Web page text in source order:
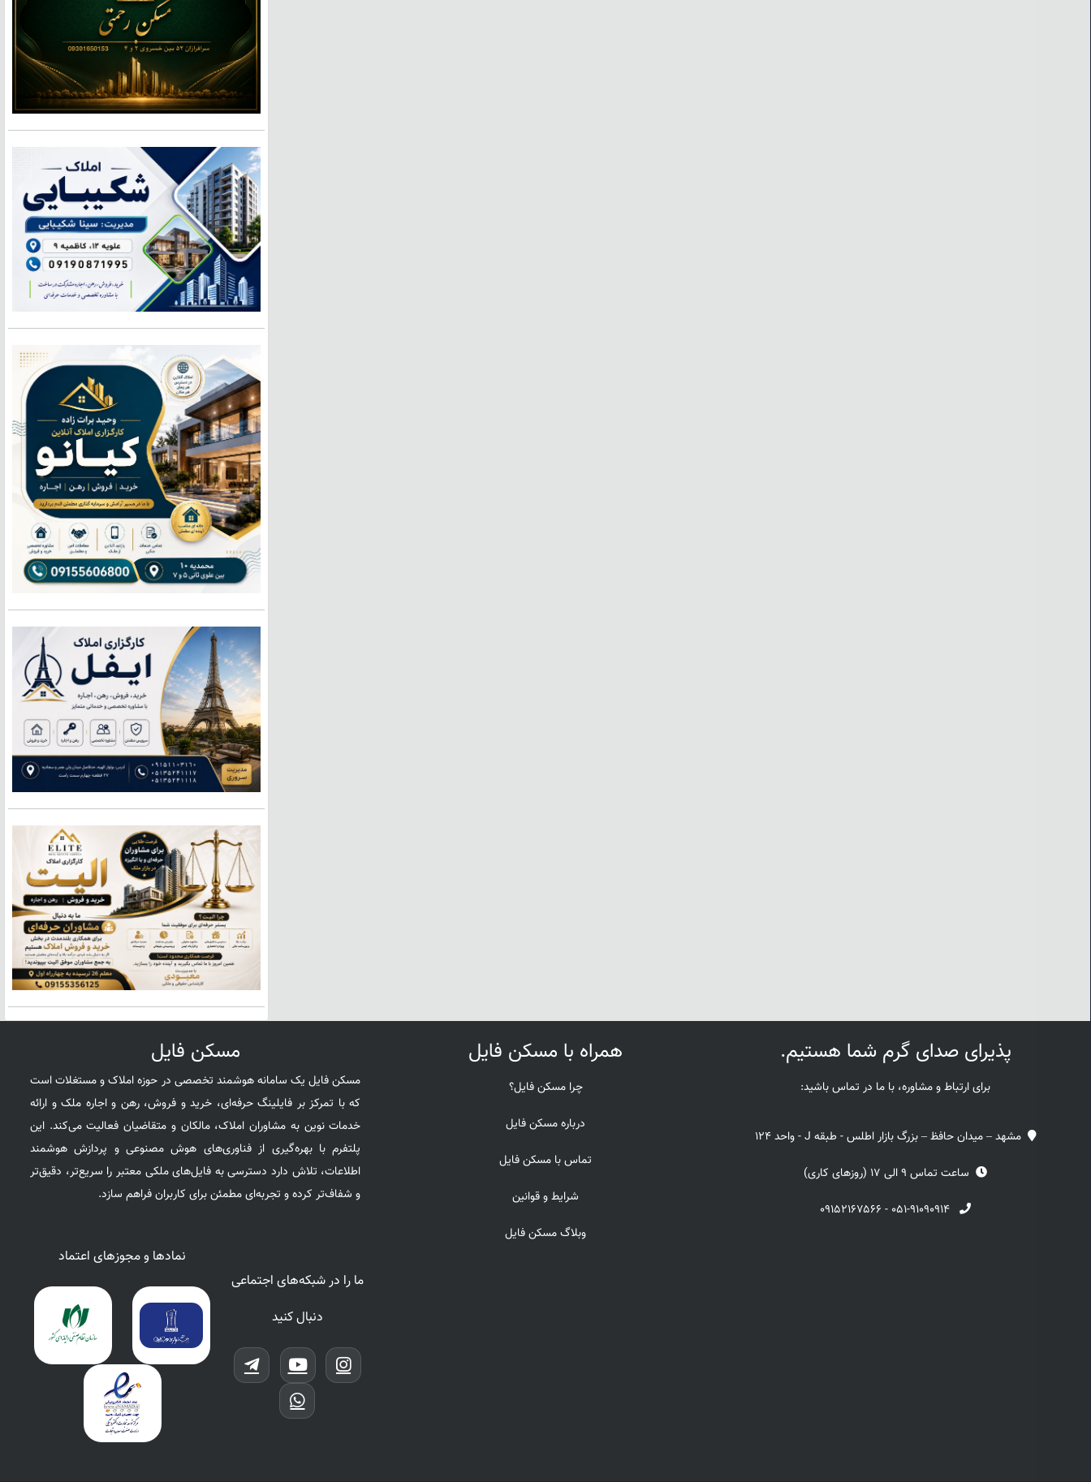
پذیرای صدای گرم شما هستیم.
برای ارتباط و مشاوره، با ما در تماس باشید:
مشهد – میدان حافظ – بزرگ بازار اطلس - طبقه J - واحد 124
ساعت تماس 9 الی 17 (روزهای کاری)
۰۵۱-۹۱۰۹۰۹۱۴ - ۰۹۱۵۲۱۶۷۵۶۶
همراه با مسکن فایل
چرا مسکن فایل؟
درباره مسکن فایل
تماس با مسکن فایل
شرایط و قوانین
وبلاگ مسکن فایل
مسکن فایل
مسکن فایل یک سامانه هوشمند تخصصی در حوزه املاک و مستغلات است
که با تمرکز بر فایلینگ حرفه‌ای، خرید و فروش، رهن و اجاره ملک و ارائه
خدمات نوین به مشاوران املاک، مالکان و متقاضیان فعالیت می‌کند. این
پلتفرم با بهره‌گیری از فناوری‌های هوش مصنوعی و پردازش هوشمند
اطلاعات، تلاش دارد دسترسی به فایل‌های ملکی معتبر را سریع‌تر، دقیق‌تر
و شفاف‌تر کرده و تجربه‌ای مطمئن برای کاربران فراهم سازد.
ما را در شبکه‌های اجتماعی
دنبال کنید
نمادها و مجوزهای اعتماد